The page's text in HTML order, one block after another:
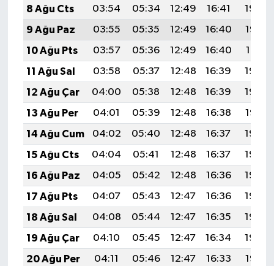
8 Ağu Cts
03:54 05:34 12:49 16:41
19:54
9 Ağu Paz
03:55 05:35 12:49 16:40
19:53
10 Ağu Pts
03:57 05:36 12:49 16:40
19:51
11 Ağu Sal
03:58 05:37 12:48 16:39
19:50
12 Ağu Çar
04:00 05:38 12:48 16:39
19:49
13 Ağu Per
04:01 05:39 12:48 16:38
19:47
14 Ağu Cum
04:02 05:40 12:48 16:37
19:46
15 Ağu Cts
04:04 05:41 12:48 16:37
19:45
16 Ağu Paz
04:05 05:42 12:48 16:36
19:43
17 Ağu Pts
04:07 05:43 12:47 16:36
19:42
18 Ağu Sal
04:08 05:44 12:47 16:35
19:40
19 Ağu Çar
04:10 05:45 12:47 16:34
19:39
20 Ağu Per
04:11 05:46 12:47 16:33
19:38